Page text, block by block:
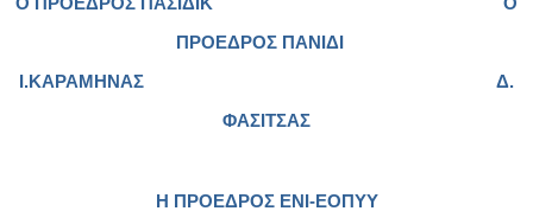
ΠΡΟΕΔΡΟΣ ΠΑΝΙΔΙ
Ι.ΚΑΡΑΜΗΝΑΣ Δ.
ΦΑΣΙΤΣΑΣ
Η ΠΡΟΕΔΡΟΣ ΕΝΙ-ΕΟΠΥΥ